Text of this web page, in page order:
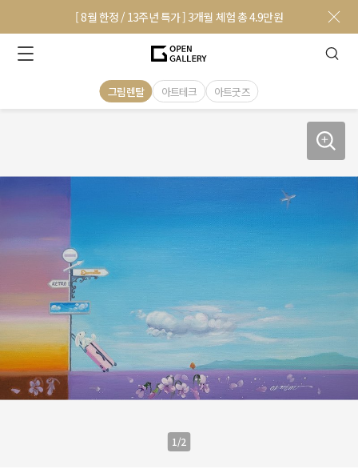
[ 8월 한정 / 13주년 특가 ] 3개월 체험 총 4.9만원
그림렌탈 아트테크 아트굿즈
1/2